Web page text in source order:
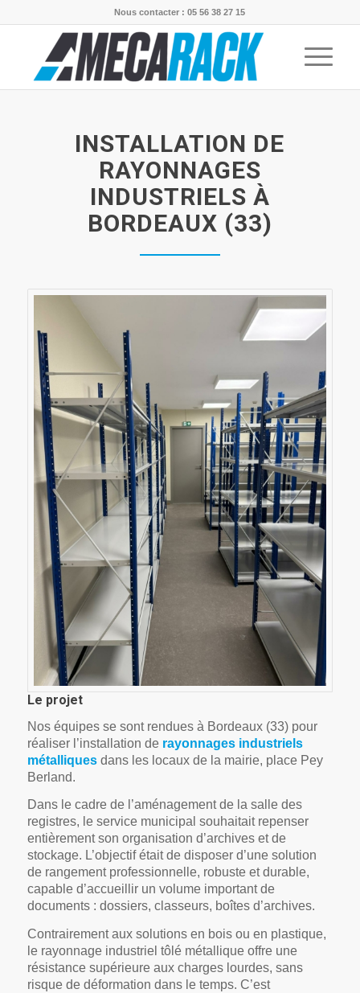
Nous contacter : 05 56 38 27 15
INSTALLATION DE
RAYONNAGES
INDUSTRIELS À
BORDEAUX (33)
Le projet
Nos équipes se sont rendues à Bordeaux (33) pour
réaliser l’installation de rayonnages industriels
métalliquesdans les locaux de la mairie, place Pey
Berland.
Dans le cadre de l’aménagement de la salle des
registres, le service municipal souhaitait repenser
entièrement son organisation d’archives et de
stockage. L’objectif était de disposer d’une solution
de rangement professionnelle, robuste et durable,
capable d’accueillir un volume important de
documents : dossiers, classeurs, boîtes d’archives.
Contrairement aux solutions en bois ou en plastique,
le rayonnage industriel tôlé métallique offre une
résistance supérieure aux charges lourdes, sans
risque de déformation dans le temps. C’est